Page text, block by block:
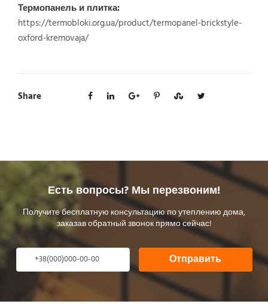
Термопанель и плитка:
https://termobloki.org.ua/product/termopanel-brickstyle-
oxford-kremovaja/
Share
Есть вопросы? Мы перезвоним!
Получите бесплатную консультацию по утеплению дома,
заказав обратный звонок прямо сейчас!
Отправить